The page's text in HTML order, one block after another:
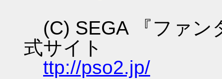
(C) SEGA 『ファン
式サイト
ttp://pso2.jp/